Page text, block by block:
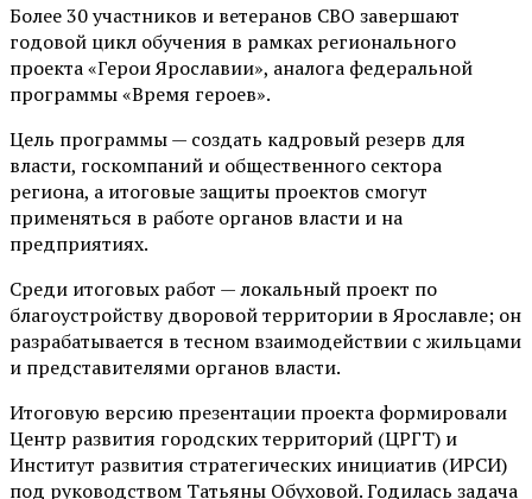
Более 30 участников и ветеранов СВО завершают
годовой цикл обучения в рамках регионального
проекта «Герои Ярославии», аналога федеральной
программы «Время героев».
Цель программы — создать кадровый резерв для
власти, госкомпаний и общественного сектора
региона, а итоговые защиты проектов смогут
применяться в работе органов власти и на
предприятиях.
Среди итоговых работ — локальный проект по
благоустройству дворовой территории в Ярославле; он
разрабатывается в тесном взаимодействии с жильцами
и представителями органов власти.
Итоговую версию презентации проекта формировали
Центр развития городских территорий (ЦРГТ) и
Институт развития стратегических инициатив (ИРСИ)
под руководством Татьяны Обуховой. Годилась задача